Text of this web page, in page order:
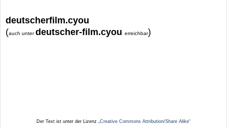
deutscherfilm.cyou
(auch unterdeutscher-film.cyou erreichbar)
Der Text ist unter der Lizenz
„Creative Commons Attribution/Share Alike“